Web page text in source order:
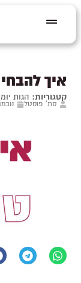
איך
קטגוריות: הגות
סת' פוסטל נובמבר